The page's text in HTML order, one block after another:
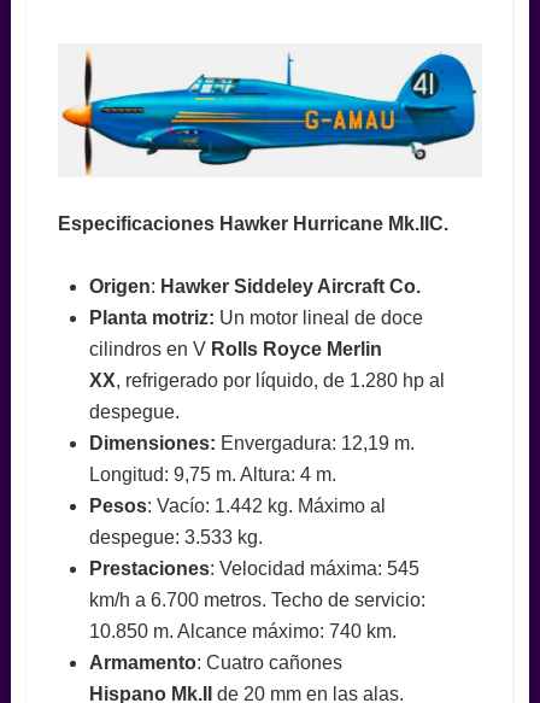
Especificaciones Hawker Hurricane Mk.IIC.
Origen: Hawker Siddeley Aircraft Co.
Planta motriz: Un motor lineal de doce
cilindros en V Rolls Royce Merlin
XX, refrigerado por líquido, de 1.280 hp al
despegue.
Dimensiones: Envergadura: 12,19 m.
Longitud: 9,75 m. Altura: 4 m.
Pesos: Vacío: 1.442 kg. Máximo al
despegue: 3.533 kg.
Prestaciones: Velocidad máxima: 545
km/h a 6.700 metros. Techo de servicio:
10.850 m. Alcance máximo: 740 km.
Armamento: Cuatro cañones
Hispano Mk.II de 20 mm en las alas.